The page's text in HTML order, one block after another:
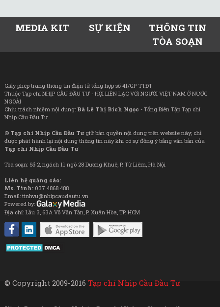
MEDIA KIT SỰ KIỆN
THÔNG TIN
TÒA SOẠN
Giấy phép trang thông tin điện tử tổng hợp số 41/GP-TTĐT
Thuộc Tạp chí NHỊP CẦU ĐẦU TƯ - HỘI LIÊN LẠC VỚI NGƯỜI VIỆT NAM Ở NƯỚC
NGOÀI
Chịu trách nhiệm nội dung: Bà Lê Thị Bích Ngọc - Tổng Biên Tập Tạp chí
Nhịp Cầu Đầu Tư
© Tạp chí Nhịp Cầu Đầu Tưgiữ bản quyền nội dung trên website này; chỉ
được phát hành lại nội dung thông tin này khi có sự đồng ý bằng văn bản của
Tạp chí Nhịp Cầu Đầu Tư
Tòa soạn: Số 2, ngách 11 ngõ 28 Dương Khuê, P. Từ Liêm, Hà Nội
Liên hệ quảng cáo:
Ms. Tình: 037 4868 488
Email: tinhvu@nhipcaudautu.vn
Powered by:
Địa chỉ: Lầu 3, 63A Võ Văn Tần, P. Xuân Hòa, TP. HCM
© Copyright 2009-2016 Tạp chí Nhịp Cầu Đầu Tư